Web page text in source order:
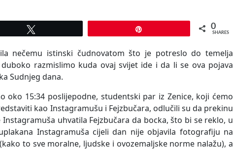
0
SHARES
nečemu istinski čudnovatom što je potreslo do temelja
razmislimo kuda ovaj svijet ide i da li se ova pojava
Sudnjeg dana.
oko 15:34 poslijepodne, studentski par iz Zenice, koji ćemo
kao Instagramušu i Fejzbučara, odlučili su da prekinu
uhvatila Fejzbučara da bocka, što bi se reklo, u
Instagramuša cijeli dan nije objavila fotografiju na
to sve moralne, ljudske i ovozemaljske norme nalažu), a